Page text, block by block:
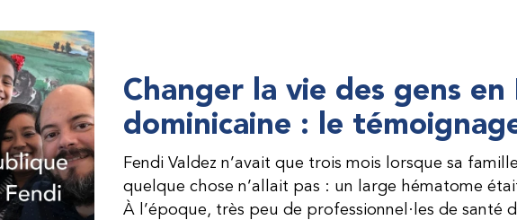
Changer la vie des gens
dominicaine : le
Fendi Valdez n’avait que trois mois lorsque sa
quelque chose n’allait pas : un large hématome
À l’époque, très peu de professionnel·les de santé